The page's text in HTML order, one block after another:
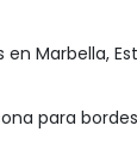
Marbella,
para